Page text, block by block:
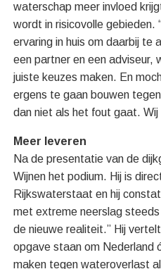
waterschap meer invloed
wordt in risicovolle gebieden.
ervaring in huis om daarbij te
een partner en een adviseur,
juiste keuzes maken. En
ergens te gaan bouwen
dan niet als het fout gaat. Wij
Meer leveren
Na de presentatie van de
Wijnen het podium. Hij is
Rijkswaterstaat en hij
met extreme neerslag
de nieuwe realiteit.” Hij
opgave staan om Nederland
maken tegen wateroverlast